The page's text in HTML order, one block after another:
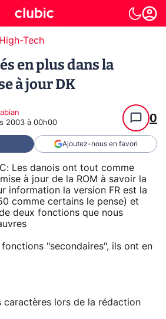
Tech
en plus dans la
à jour DK
2003 à 00h00 0
Ajoutez-nous en favori
Les danois ont tout comme
à jour de la ROM à savoir la
information la version FR est la
comme certains le pense) et
deux fonctions que nous
"secondaires", ils ont en
caractères lors de la rédaction